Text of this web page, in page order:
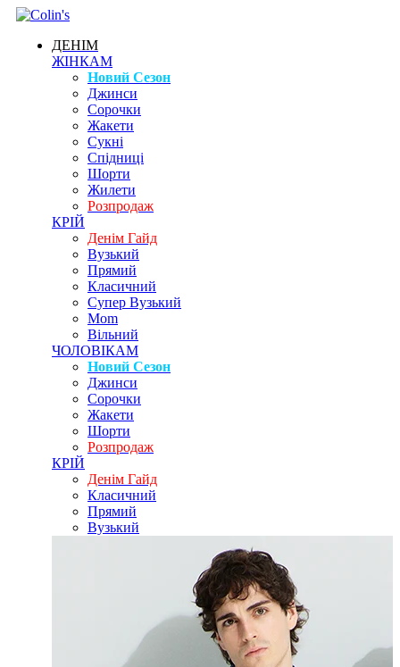
ДЕНІМ
ЖІНКАМ
Новий Сезон
Джинси
Сорочки
Жакети
Сукні
Спідниці
Шорти
Жилети
Розпродаж
КРІЙ
Денім Гайд
Вузький
Прямий
Класичний
Супер Вузький
Mom
Вільний
ЧОЛОВІКАМ
Новий Сезон
Джинси
Сорочки
Жакети
Шорти
Розпродаж
КРІЙ
Денім Гайд
Класичний
Прямий
Вузький